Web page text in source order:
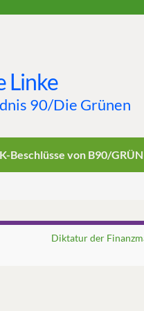
Linke
90/Die Grünen
Beschlüsse von B90/
Diktatur der